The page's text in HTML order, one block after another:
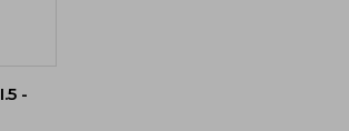
-